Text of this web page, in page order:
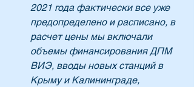
2021 года фактически все уже
предопределено и расписано, в
расчет цены мы включали
объемы финансирования ДПМ
ВИЭ, вводы новых станций в
Крыму и Калининграде,